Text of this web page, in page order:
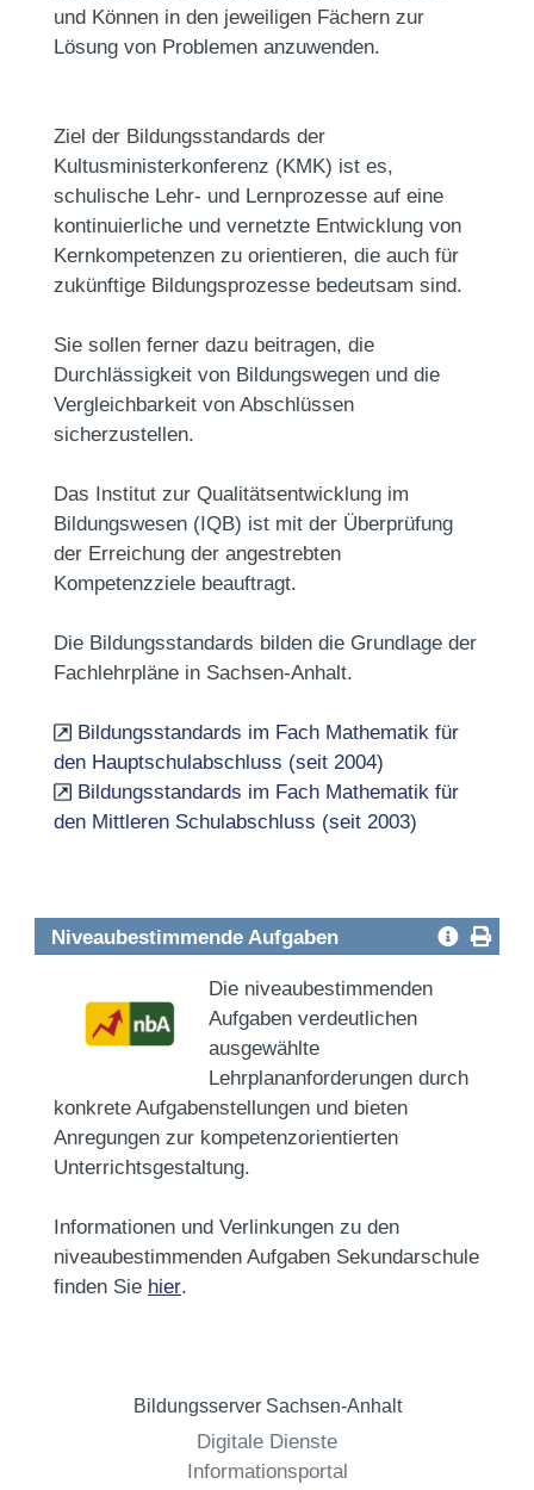
und Können in den jeweiligen Fächern zur
Lösung von Problemen anzuwenden.
Ziel der Bildungsstandards der
Kultusministerkonferenz (KMK) ist es,
schulische Lehr- und Lernprozesse auf eine
kontinuierliche und vernetzte Entwicklung von
Kernkompetenzen zu orientieren, die auch für
zukünftige Bildungsprozesse bedeutsam sind.
Sie sollen ferner dazu beitragen, die
Durchlässigkeit von Bildungswegen und die
Vergleichbarkeit von Abschlüssen
sicherzustellen.
Das Institut zur Qualitätsentwicklung im
Bildungswesen (IQB) ist mit der Überprüfung
der Erreichung der angestrebten
Kompetenzziele beauftragt.
Die Bildungsstandards bilden die Grundlage der
Fachlehrpläne in Sachsen-Anhalt.
Bildungsstandards im Fach Mathematik für
den Hauptschulabschluss (seit 2004)
Bildungsstandards im Fach Mathematik für
den Mittleren Schulabschluss (seit 2003)
Niveaubestimmende Aufgaben
Die niveaubestimmenden
Aufgaben verdeutlichen
ausgewählte
Lehrplananforderungen durch
konkrete Aufgabenstellungen und bieten
Anregungen zur kompetenzorientierten
Unterrichtsgestaltung.
Informationen und Verlinkungen zu den
niveaubestimmenden Aufgaben Sekundarschule
finden Sie hier.
Bildungsserver Sachsen-Anhalt
Digitale Dienste
Informationsportal